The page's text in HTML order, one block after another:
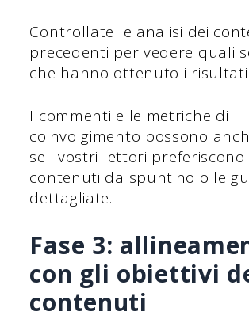
Controllate le analisi dei
precedenti per vedere quali
che hanno ottenuto i risultati
I commenti e le metriche di
coinvolgimento possono
se i vostri lettori preferiscono
contenuti da spuntino o le
dettagliate.
Fase 3:
con gli obiettivi
contenuti